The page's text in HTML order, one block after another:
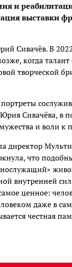
и
выставки
Сивачёв. В
когда
творческой
Сивачёва, в
и воли к
директор
что
внутренней
ценное:
даже в
честная